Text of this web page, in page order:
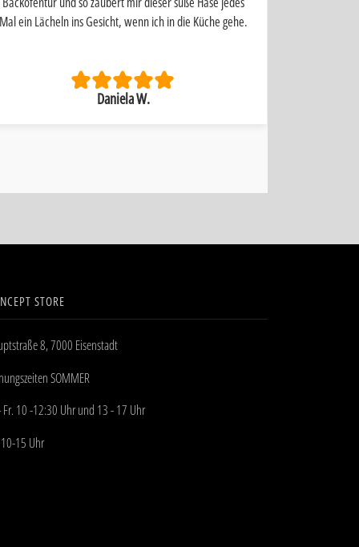
Mal ein Lächeln ins Gesicht, wenn ich in die Küche gehe.
Daniela W.
STORE
8, 7000 Eisenstadt
SOMMER
Fr. 10 -12:30 Uhr und 13 - 17 Uhr
15 Uhr